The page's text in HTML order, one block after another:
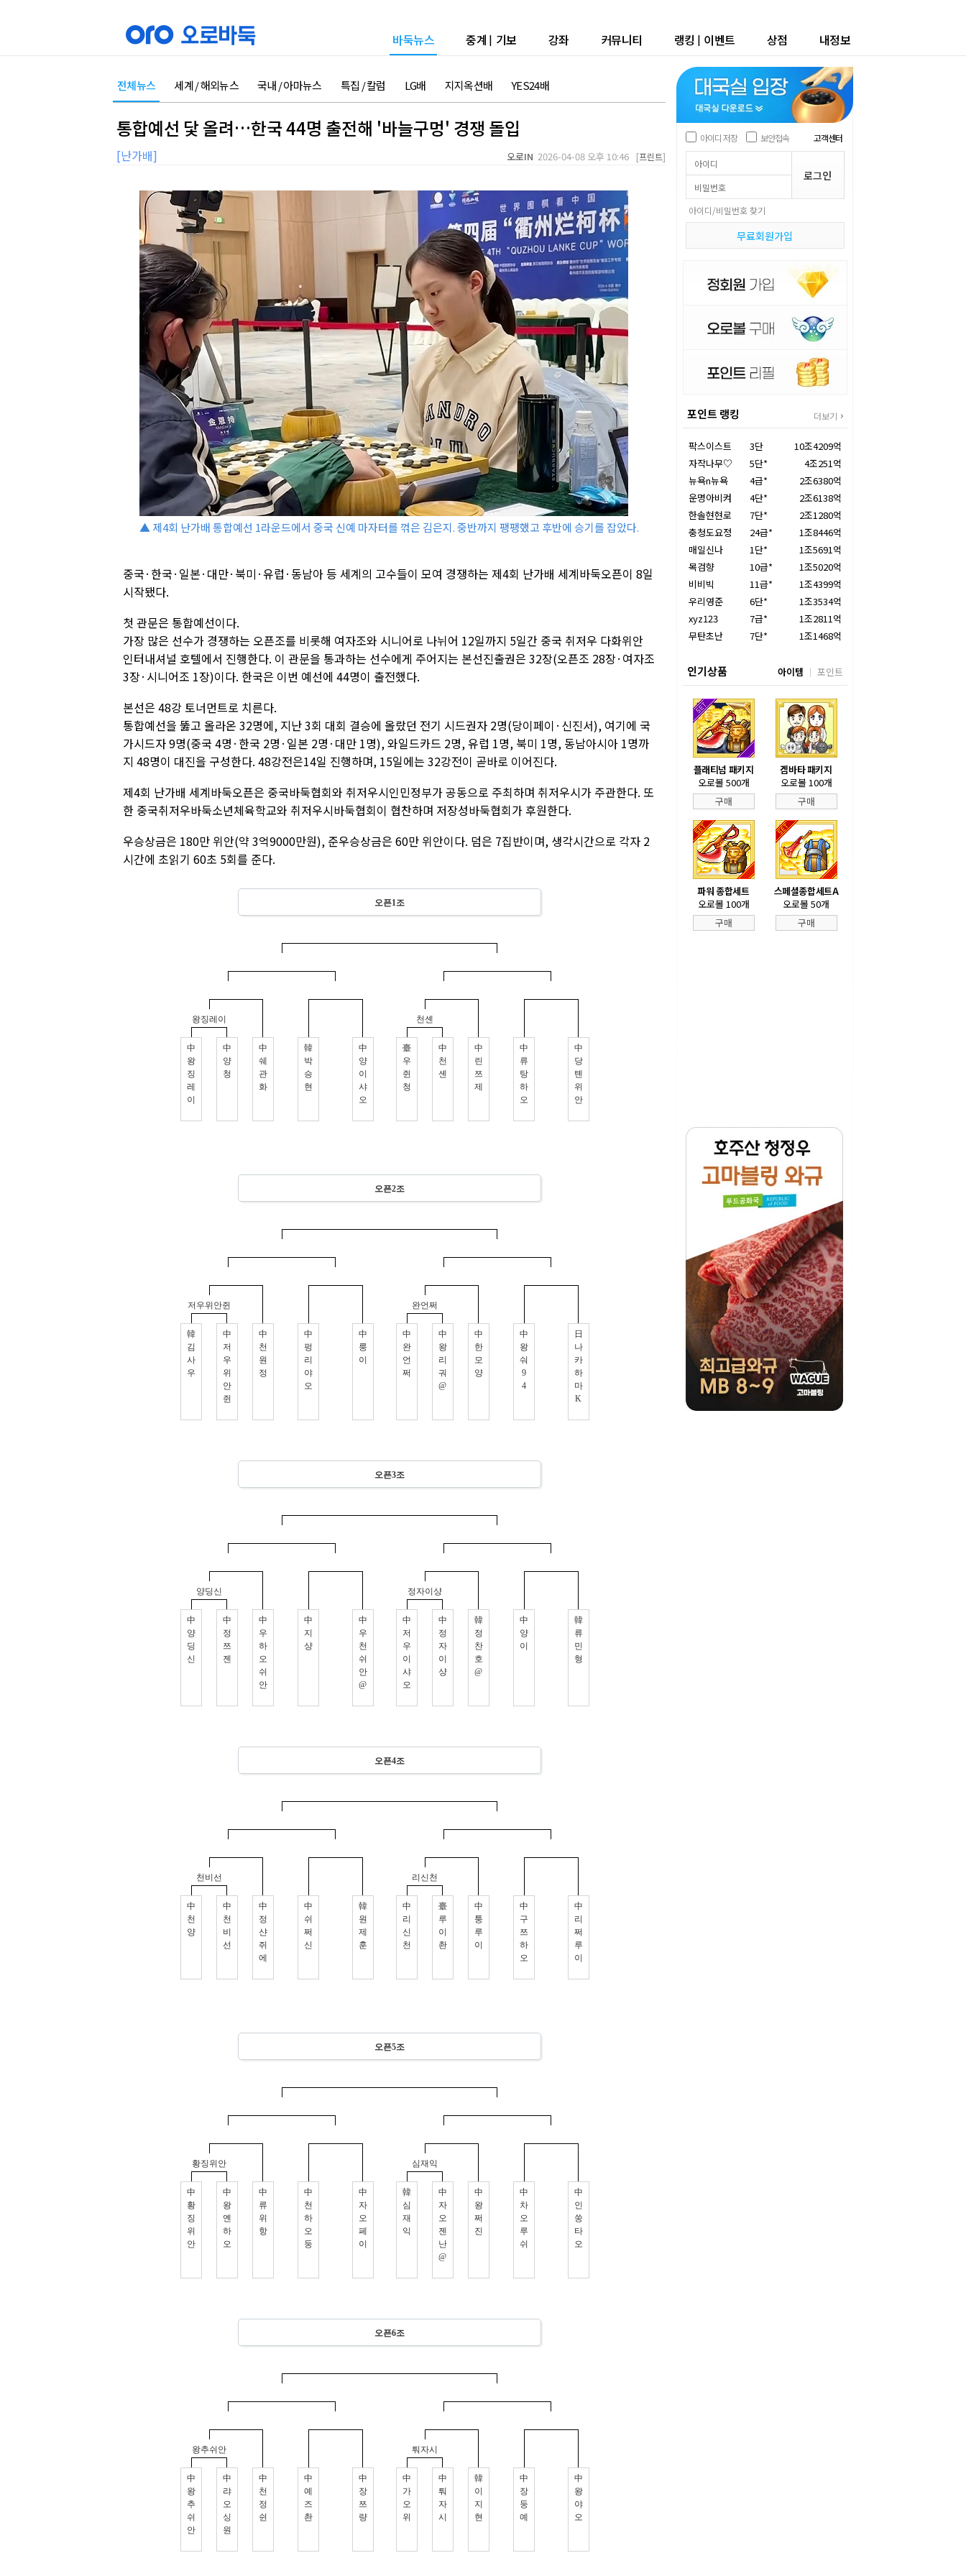
바둑뉴스 중계 | 기보 강좌 커뮤니티 랭킹 | 이벤트 상점 내정보
전체뉴스 세계 / 해외뉴스 국내 / 아마뉴스 특집 / 칼럼 LG배 지지옥션배 YES24배
통합예선 닻 올려…한국 44명 출전해 '바늘구멍' 경쟁 돌입
[난가배] 오로IN 2026-04-08 오후 10:46 [프린트]
▲ 제4회 난가배 통합예선 1라운드에서 중국 신예 마자터를 꺾은 김은지. 중반까지 팽팽했고 후반에 승기를 잡았다.
중국·한국·일본·대만·북미·유럽·동남아 등 세계의 고수들이 모여 경쟁하는 제4회 난가배 세계바둑오픈이 8일
시작됐다.
첫 관문은 통합예선이다.
가장 많은 선수가 경쟁하는 오픈조를 비롯해 여자조와 시니어로 나뉘어 12일까지 5일간 중국 취저우 다화위안
인터내셔널 호텔에서 진행한다. 이 관문을 통과하는 선수에게 주어지는 본선진출권은 32장(오픈조 28장·여자조
3장·시니어조 1장)이다. 한국은 이번 예선에 44명이 출전했다.
본선은 48강 토너먼트로 치른다.
통합예선을 뚫고 올라온 32명에, 지난 3회 대회 결승에 올랐던 전기 시드권자 2명(당이페이·신진서), 여기에 국
가시드자 9명(중국 4명·한국 2명·일본 2명·대만 1명), 와일드카드 2명, 유럽 1명, 북미 1명, 동남아시아 1명까
지 48명이 대진을 구성한다. 48강전은14일 진행하며, 15일에는 32강전이 곧바로 이어진다.
제4회 난가배 세계바둑오픈은 중국바둑협회와 취저우시인민정부가 공동으로 주최하며 취저우시가 주관한다. 또
한 중국취저우바둑소년체육학교와 취저우시바둑협회이 협찬하며 저장성바둑협회가 후원한다.
우승상금은 180만 위안(약 3억9000만원), 준우승상금은 60만 위안이다. 덤은 7집반이며, 생각시간으로 각자 2
시간에 초읽기 60초 5회를 준다.
아이디 저장 보안접속 고객센터
아이디/비밀번호 찾기
무료회원가입
포인트 랭킹 더보기
팍스이스트 3단
10조4209억
자작나무♡
5단*
4조251억
뉴욕n뉴욕
4급*
2조6380억
운명아비켜
4단*
2조6138억
한솔현현로
7단*
2조1280억
충청도요정
24급*
1조8446억
매일신나
1단*
1조5691억
목검향
10급*
1조5020억
비비빅
11급*
1조4399억
우리영준
6단*
1조3534억
xyz123
7급*
1조2811억
무탄초난
7단* 1조1468억
인기상품 아이템 포인트
플래티넘 패키지
오로볼 500개
구매
겜바타 패키지
오로볼 100개
구매
파워 종합세트
오로볼 100개
구매
스페셜종합세트A
오로볼 50개
구매